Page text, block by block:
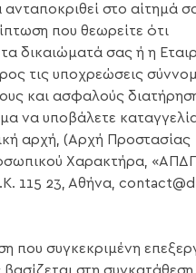
ανταποκριθεί στο αίτημά
που θεωρείτε ότι
δικαιώματά σας ή η
τις υποχρεώσεις
και ασφαλούς
να υποβάλετε
αρχή, (Αρχή Προστασίας
Χαρακτήρα,
115 23, Αθήνα,
που συγκεκριμένη